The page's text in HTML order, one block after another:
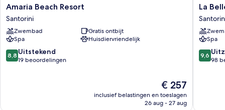
Amaria
Beach
Resort
Santorini
Amaria Beach Resort
Santorini
Zwembad
Gratis ontbijt
Spa
Huisdiervriendelijk
8.8
van
8,8 Uitstekend
19 beoordelingen
De
prijs
is
€ 257
inclusief belastingen en toeslagen
26 aug - 27 aug
La
Bellezza
Eco
Hotel
La
Spa
9.6
van
9,6
98